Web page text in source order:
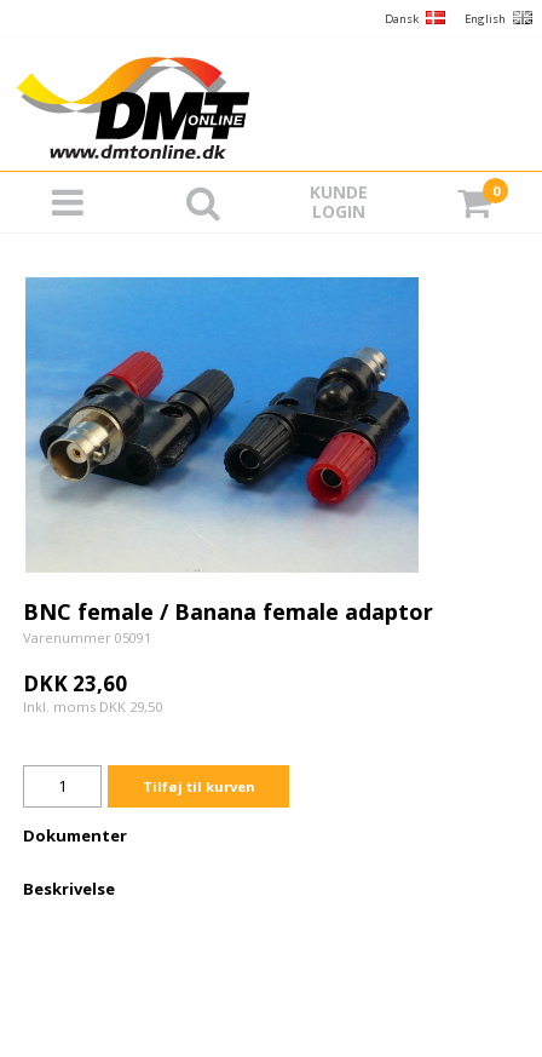
Dansk English
KUNDE
LOGIN
0
BNC female / Banana female adaptor
Varenummer 05091
DKK 23,60
Inkl. moms DKK 29,50
Tilføj til kurven
Dokumenter
Beskrivelse